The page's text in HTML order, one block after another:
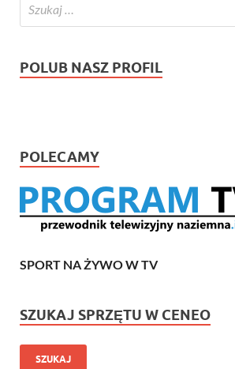
POLUB NASZ PROFIL
POLECAMY
SPORT NA ŻYWO W TV
SZUKAJ SPRZĘTU W CENEO
SZUKAJ